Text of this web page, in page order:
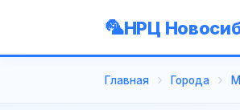
НРЦ
Главная Города